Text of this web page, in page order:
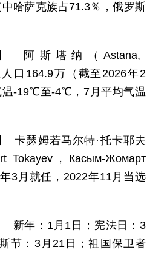
哈萨克族占71.3％，俄罗斯
阿斯塔纳（Astana,
口164.9万（截至2026年2
温-19℃至-4℃，7月平均气温
卡瑟姆若马尔特·托卡耶夫
Tokayev，Касым-Жомарт
3月就任，2022年11月当选
新年：1月1日；宪法日：3
节：3月21日；祖国保卫者